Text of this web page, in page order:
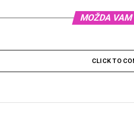
MOŽDA VAM
CLICK TO